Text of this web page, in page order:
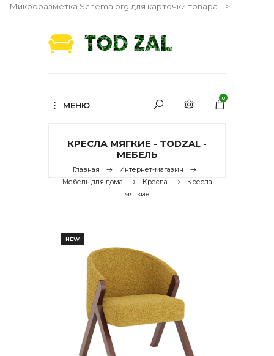
!-- Микроразметка Schema.org для карточки товара -->
МЕНЮ
0
КРЕСЛА МЯГКИЕ - TODZAL -
МЕБЕЛЬ
Главная
Интернет-магазин
Мебель для дома
Кресла
Кресла
мягкие
NEW